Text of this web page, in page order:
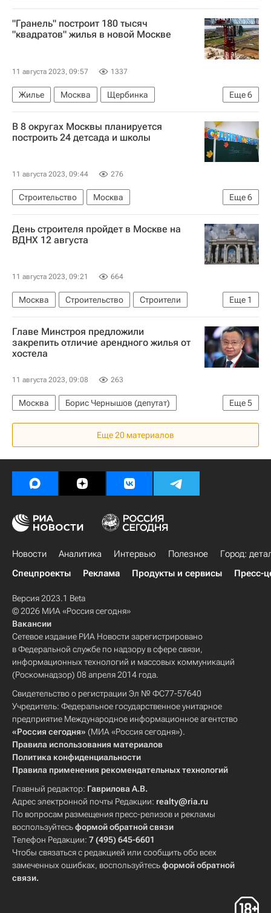
Мультимедиа – РИА Недвижимость
Городское хозяйство Москвы
Памятники
Москва
Садовое кольцо (Москва)
ФКР
Архитектура
Город: детали – РИА Недвижимость
"Гранель" построит 180 тысяч
"квадратов" жилья в новой Москве
11 августа 2023, 09:57 1337
Еще6
Жилье Москва
Щербинка
Московская область (Подмосковье)
Ильшат Нигматуллин
Гранель
Девелоперы
В 8 округах Москвы планируется
построить 24 детсада и школы
11 августа 2023, 09:44 276
Еще6
Строительство
Москва
Владимир Ефимов (Правительство Москвы)
Максим Гаман
Инфраструктура
Школы
День строителя пройдет в Москве на
ВДНХ 12 августа
11 августа 2023, 09:21 664
Еще 1
Москва Строительство
Строители
Городская среда
Главе Минстроя предложили
закрепить отличие арендного жилья от
хостела
11 августа 2023, 09:08 263
Еще5
Москва
Борис Чернышов (депутат)
Министерство строительства и жилищно-коммунального хозяйства РФ (Минстрой России)
Россия Жилье
Еще 20 материалов
Новости Аналитика Интервью Полезное
Город:
Спецпроекты
Реклама Продукты и сервисы Пресс-
Версия 2023.1 Beta
© 2026 МИА «Россия сегодня»
Вакансии
Сетевое издание РИА Новости зарегистрировано
в Федеральной службе по надзору в сфере связи,
информационных технологий и массовых коммуникаций
(Роскомнадзор) 08 апреля 2014 года.
Свидетельство о регистрации Эл № ФС77-57640
Учредитель: Федеральное государственное унитарное
предприятие Международное информационное агентство
«Россия сегодня» (МИА «Россия сегодня»).
Правила использования материалов
Политика конфиденциальности
Правила применения рекомендательных технологий
Главный редактор: Гаврилова А.В.
Адрес электронной почты Редакции: realty@ria.ru
По вопросам размещения пресс-релизов и рекламы
воспользуйтесьформой обратной связи
Телефон Редакции: 7 (495) 645-6601
Чтобы связаться с редакцией или сообщить обо всех
замеченных ошибках, воспользуйтесьформой обратной
связи.